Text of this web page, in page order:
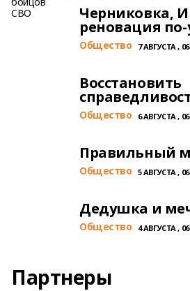
Черниковка,
реновация
Общество 7 АВГУСТА ,
Восстановить
Общество 6 АВГУСТА ,
Правильный
Общество 5 АВГУСТА ,
Дедушка и
Общество 4 АВГУСТА ,
Партнеры